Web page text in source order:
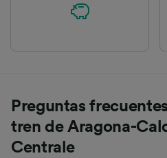
Preguntas
tren de Aragona-
Centrale